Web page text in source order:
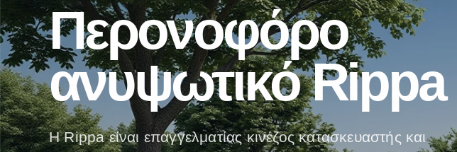
Περονοφόρο
ανυψωτικό Rippa
Η Rippa είναι επαγγελματίας κινέζος κατασκευαστής και